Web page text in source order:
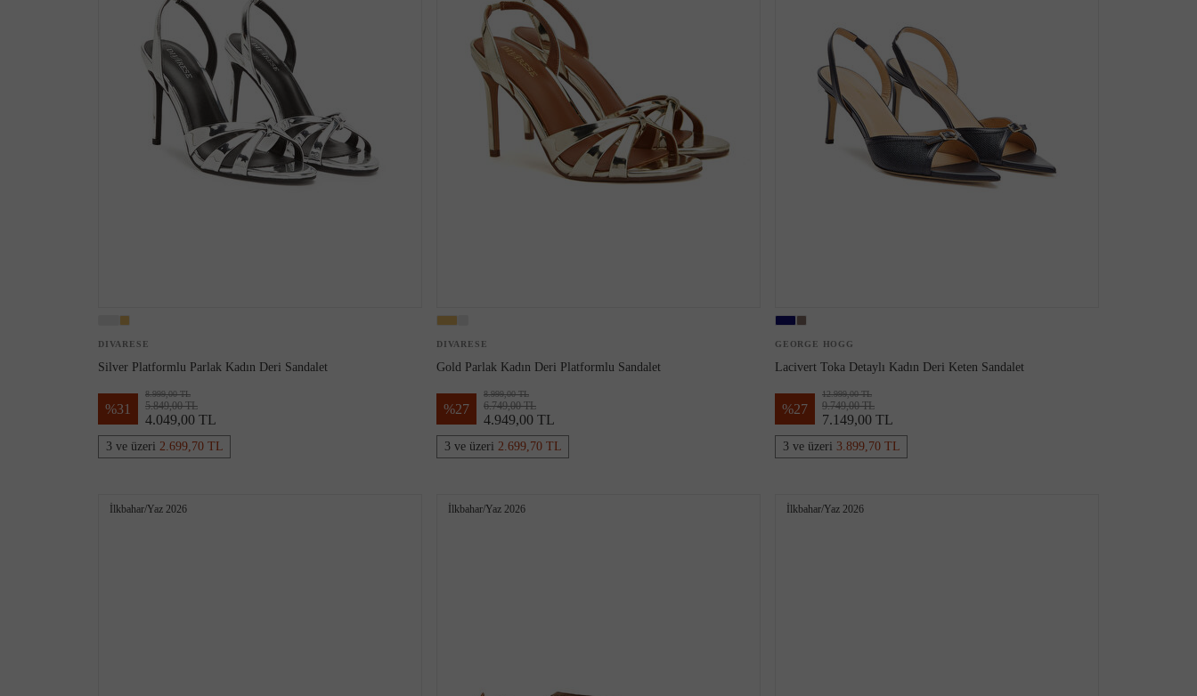
DIVARESE
Silver Platformlu Parlak Kadın Deri Sandalet
%31
8.999,00 TL
5.849,00 TL
4.049,00 TL
3 ve üzeri 2.699,70 TL
DIVARESE
Gold Parlak Kadın Deri Platformlu Sandalet
%27
8.999,00 TL
6.749,00 TL
4.949,00 TL
3 ve üzeri 2.699,70 TL
GEORGE HOGG
Lacivert Toka Detaylı Kadın Deri Keten Sandalet
%27
12.999,00 TL
9.749,00 TL
7.149,00 TL
3 ve üzeri 3.899,70 TL
İlkbahar/Yaz 2026 İlkbahar/Yaz 2026 İlkbahar/Yaz 2026